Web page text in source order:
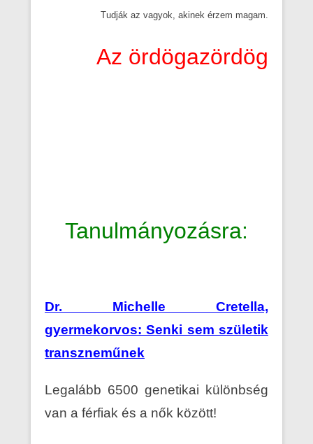
Tudják az vagyok, akinek érzem magam.
Az ördögazördög
Tanulmányozásra:
Dr. Michelle Cretella,
gyermekorvos: Senki sem születik
transzneműnek
Legalább 6500 genetikai különbség
van a férfiak és a nők között!